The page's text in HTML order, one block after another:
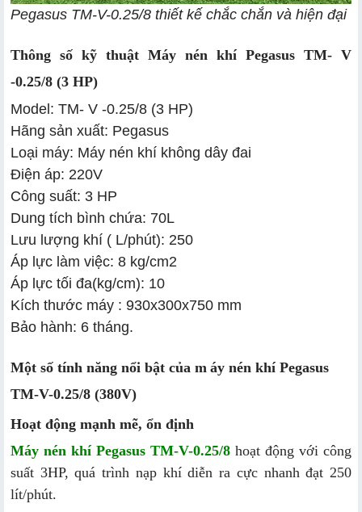
Pegasus TM-V-0.25/8 thiết kế chắc chắn và hiện đại
Thông số kỹ thuật Máy nén khí Pegasus TM- V
-0.25/8 (3 HP)
Model: TM- V -0.25/8 (3 HP)
Hãng sản xuất: Pegasus
Loại máy: Máy nén khí không dây đai
Điện áp: 220V
Công suất: 3 HP
Dung tích bình chứa: 70L
Lưu lượng khí ( L/phút): 250
Áp lực làm việc: 8 kg/cm2
Áp lực tối đa(kg/cm): 10
Kích thước máy : 930x300x750 mm
Bảo hành: 6 tháng.
Một số tính năng nổi bật của m áy nén khí Pegasus
TM-V-0.25/8 (380V)
Hoạt động mạnh mẽ, ổn định
Máy nén khí Pegasus TM-V-0.25/8 hoạt động với công
suất 3HP, quá trình nạp khí diễn ra cực nhanh đạt 250
lít/phút.